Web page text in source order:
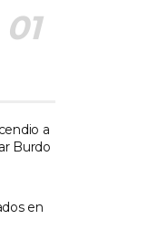
a
Burdo
en